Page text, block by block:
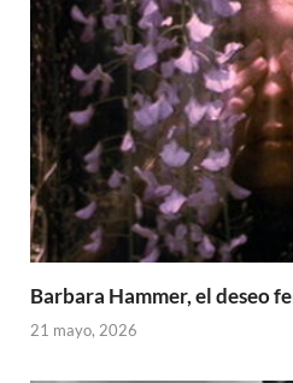
Barbara Hammer, el deseo
21 mayo, 2026